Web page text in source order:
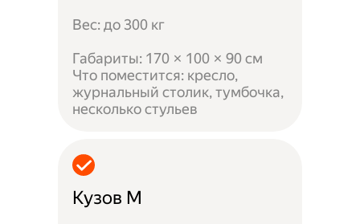
Вес: до 300 кг
Габариты: 170 × 100 × 90 см
Что поместится: кресло,
журнальный столик, тумбочка,
несколько стульев
Кузов M